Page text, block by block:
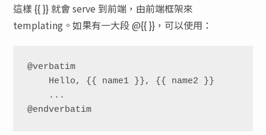
這樣 {{ }} 就會 serve 到前端，由前端框架來
templating。如果有一大段 @{{ }}，可以使用：
@verbatim
@endverbatim